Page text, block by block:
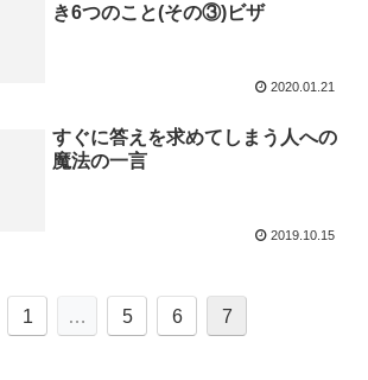
き6つのこと(その③)ビザ
2020.01.21
すぐに答えを求めてしまう人への
魔法の一言
2019.10.15
1 … 5 6 7